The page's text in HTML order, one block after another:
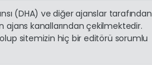
(DHA) ve diğer ajanslar tarafından
kanallarından çekilmektedir.
sitemizin hiç bir editörü sorumlu